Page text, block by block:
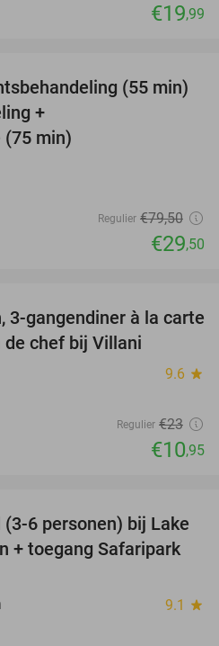
€19,99
63%
(55 min)
+
min)
Regulier €79,50
€29,50
52%
3-gangendiner à la carte
chef bij Villani
9.6 star
Regulier €23
€10,95
53%
6 personen) bij Lake
+ toegang Safaripark
9.1 star